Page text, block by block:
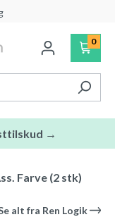
0
→
Farve (2 stk)
alt fra Ren Logik